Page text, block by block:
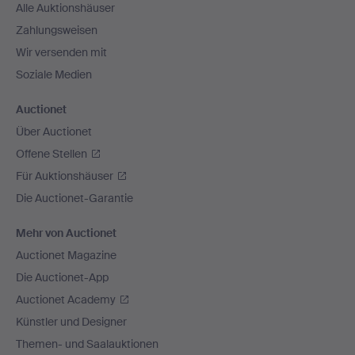
Alle Auktionshäuser
Zahlungsweisen
Wir versenden mit
Soziale Medien
Auctionet
Über Auctionet
Offene Stellen
Für Auktionshäuser
Die Auctionet-Garantie
Mehr von Auctionet
Auctionet Magazine
Die Auctionet-App
Auctionet Academy
Künstler und Designer
Themen- und Saalauktionen